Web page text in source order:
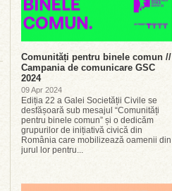
Comunități pentru binele comun //
Campania de comunicare GSC
2024
09 Apr 2024
Ediția 22 a Galei Societății Civile se
desfășoară sub mesajul “Comunități
pentru binele comun” și o dedicăm
grupurilor de inițiativă civică din
România care mobilizează oamenii din
jurul lor pentru...